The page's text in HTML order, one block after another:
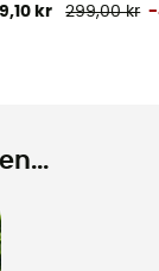
kr 299,00 kr -